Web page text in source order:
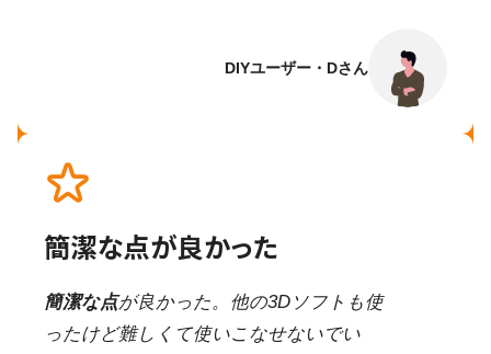
DIYユーザー・Dさん
簡潔な点が良かった
簡潔な点が良かった。他の3Dソフトも使
ったけど難しくて使いこなせないでい